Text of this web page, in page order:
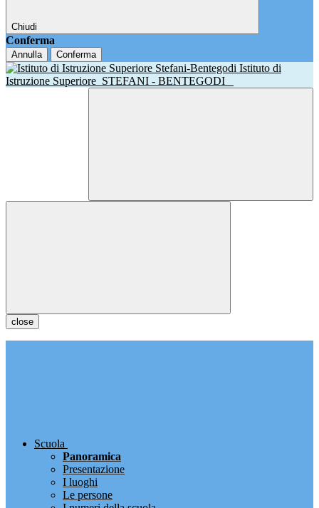
Chiudi
Conferma
Annulla Conferma
Istituto di
Istruzione Superiore STEFANI - BENTEGODI
close
Scuola
Panoramica
Presentazione
I luoghi
Le persone